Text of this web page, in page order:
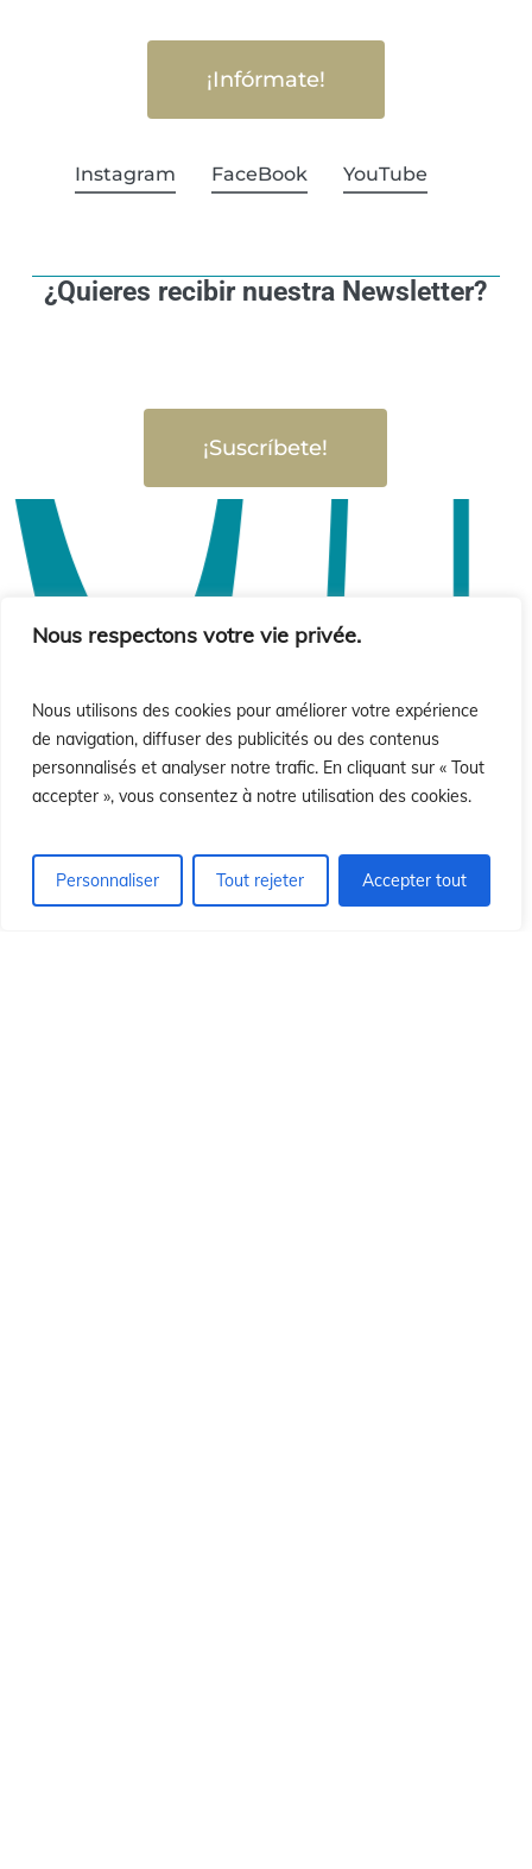
Nous respectons votre vie privée.
Nous utilisons des cookies pour améliorer votre expérience
de navigation, diffuser des publicités ou des contenus
personnalisés et analyser notre trafic. En cliquant sur « Tout
accepter », vous consentez à notre utilisation des cookies.
Personnaliser Tout rejeter Accepter tout
¡Infórmate!
Instagram FaceBook YouTube
¿Quieres recibir nuestra Newsletter?
¡Suscríbete!